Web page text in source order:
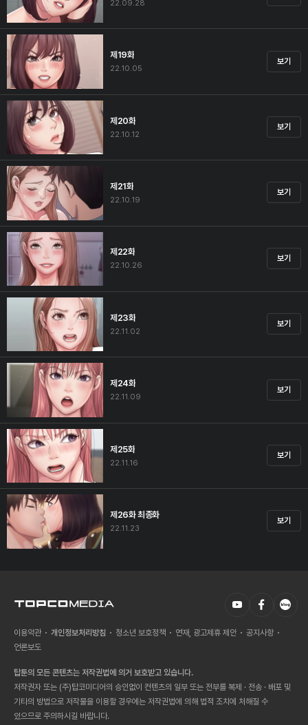
22.09.28
제19화
22.10.05
보기
제20화
22.10.12
보기
제21화
22.10.19
보기
제22화
22.10.26
보기
제23화
22.11.02
보기
제24화
22.11.09
보기
제25화
22.11.16
보기
제26화 최종화
22.11.23
보기
이용약관 개인정보처리방침 청소년 보호정책 연재, 광고제휴 제안
공지사항
언론보도
탑툰의 모든 콘텐츠는 저작권법에 의거 보호받고 있습니다.
저작권자 또는 (주)탑코미디어의 승인없이 컨텐츠의 일부 또는 전부를 복제 · 전송 · 배포 및
기타의 방법으로 저작물을 이용할 경우에는 저작권법에 의해 법적 조치에 처해질 수
있으므로 주의하시길 바랍니다.